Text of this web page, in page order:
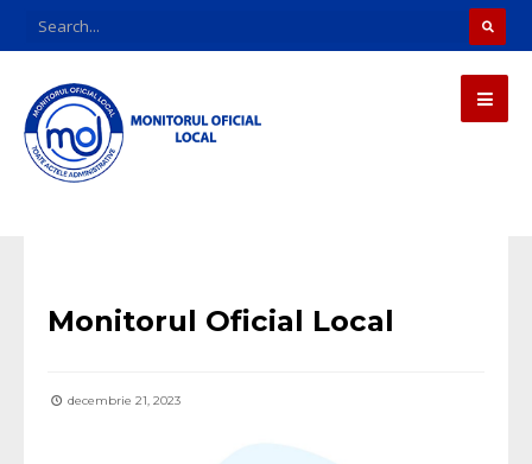
Monitorul Oficial Local
decembrie 21, 2023